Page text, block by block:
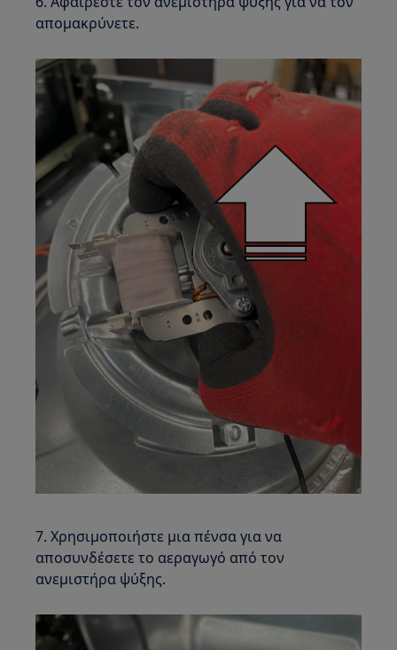
απομακρύνετε.
7. Χρησιμοποιήστε μια πένσα για να
αποσυνδέσετε το αεραγωγό από τον
ανεμιστήρα ψύξης.